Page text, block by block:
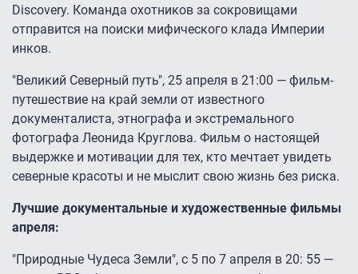
Discovery. Команда охотников за сокровищами
отправится на поиски мифического клада Империи
инков.
"Великий Северный путь", 25 апреля в 21:00 — фильм-
путешествие на край земли от известного
документалиста, этнографа и экстремального
фотографа Леонида Круглова. Фильм о настоящей
выдержке и мотивации для тех, кто мечтает увидеть
северные красоты и не мыслит свою жизнь без риска.
Лучшие документальные и художественные фильмы
апреля:
"Природные Чудеса Земли", с 5 по 7 апреля в 20: 55 —